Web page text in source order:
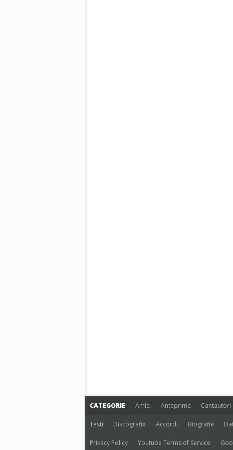
CATEGORIE Amici Anteprime Cantautori
Testi Discografie Accordi Biografie
Privacy Policy Youtube Terms of Service